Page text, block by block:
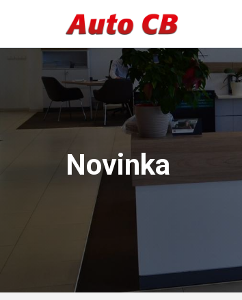
Domů Novinka
Novinka